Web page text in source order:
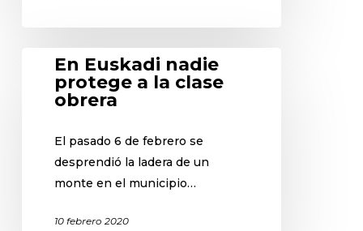
En Euskadi nadie
protege a la clase
obrera
El pasado 6 de febrero se
desprendió la ladera de un
monte en el municipio…
10 febrero 2020